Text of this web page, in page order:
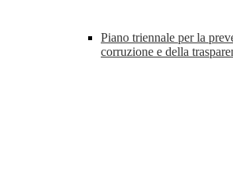
Piano triennale per la
corruzione e della